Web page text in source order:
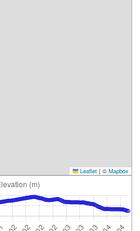
Leaflet | ©Mapbox